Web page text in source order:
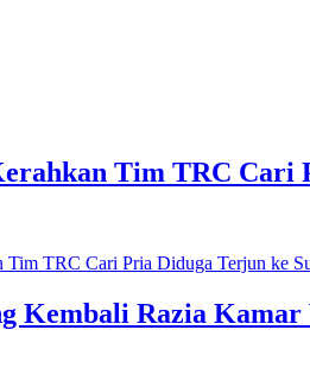
Tim TRC Cari
Kembali Razia